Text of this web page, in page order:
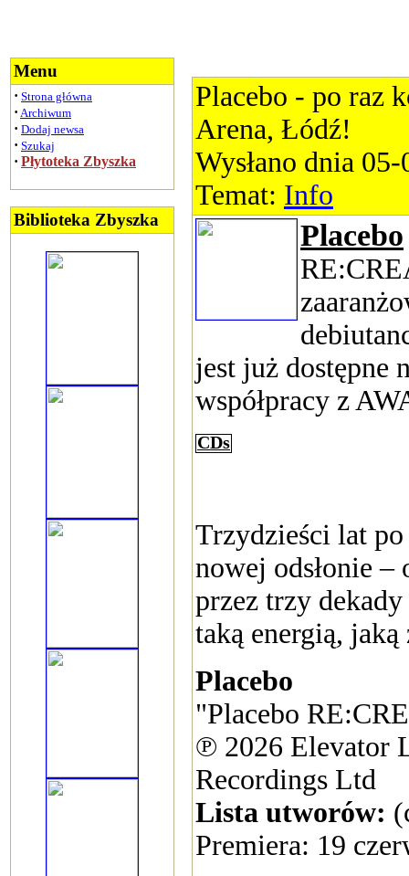
Menu
· Strona główna
· Archiwum
· Dodaj newsa
· Szukaj
· Płytoteka Zbyszka
Biblioteka Zbyszka
Placebo - po raz
Arena, Łódź!
Wysłano dnia
Temat: Info
Placebo
jest już dostępne
współpracy z
CDs
Trzydzieści lat
nowej odsłonie –
przez trzy
taką energią, jaką
Placebo
"Placebo
℗ 2026 Elevator
Recordings Ltd
Lista utworów:
Premiera: 19